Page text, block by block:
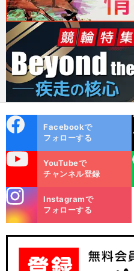
ok
Facebookで
フォローする
YouTubeで
チャンネル登録
LINE
m
Instagramで
フォローする